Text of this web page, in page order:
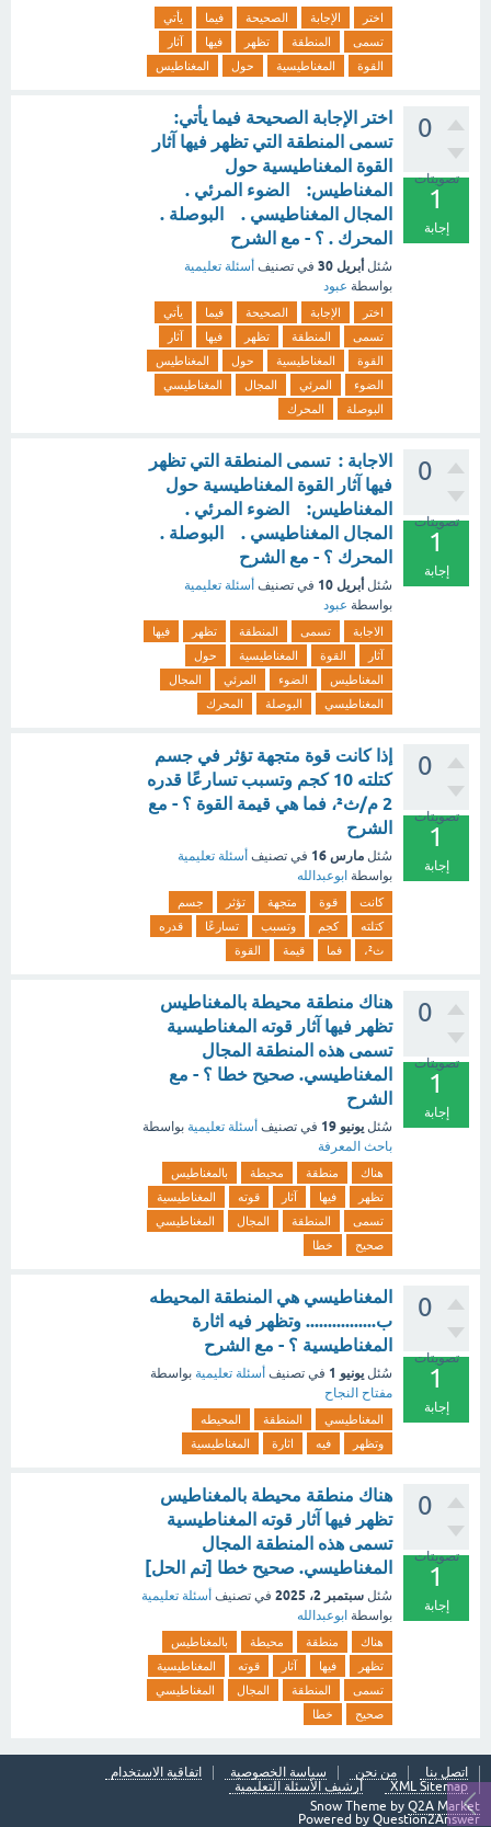
اختر الإجابة الصحيحة فيما
يأتي
تسمى
المنطقة تظهر فيها
آثار
القوة
المغناطيسية حول المغناطيس
0
تصويتات
1
إجابة
اختر الإجابة الصحيحة فيما يأتي:
تسمى المنطقة التي تظهر فيها آثار
القوة المغناطيسية حول
المغناطيس: الضوء المرئي .
المجال المغناطيسي . البوصلة .
المحرك . ؟ - مع الشرح
سُئل أبريل 30 في تصنيف أسئلة تعليمية
بواسطة عبود
اختر الإجابة الصحيحة فيما
يأتي
تسمى
المنطقة تظهر فيها
آثار
القوة
المغناطيسية حول
المغناطيس
الضوء
المرئي المجال
المغناطيسي
البوصلة
المحرك
0
تصويتات
1
إجابة
الاجابة : تسمى المنطقة التي تظهر
فيها آثار القوة المغناطيسية حول
المغناطيس: الضوء المرئي .
المجال المغناطيسي . البوصلة .
المحرك ؟ - مع الشرح
سُئل أبريل 10 في تصنيف أسئلة تعليمية
بواسطة عبود
الاجابة تسمى المنطقة تظهر
فيها
آثار
القوة المغناطيسية
حول
المغناطيس
الضوء المرئي
المجال
المغناطيسي
البوصلة المحرك
0
تصويتات
1
إجابة
إذا كانت قوة متجهة تؤثر في جسم
كتلته 10 كجم وتسبب تسارعًا قدره
2 م/ث²، فما هي قيمة القوة ؟ - مع
الشرح
سُئل مارس 16 في تصنيف أسئلة تعليمية
بواسطة ابوعبدالله
كانت قوة متجهة تؤثر
جسم
كتلته
كجم وتسبب تسارعًا
قدره
ث²،
فما قيمة القوة
0
تصويتات
1
إجابة
هناك منطقة محيطة بالمغناطيس
تظهر فيها آثار قوته المغناطيسية
تسمى هذه المنطقة المجال
المغناطيسي. صحيح خطا ؟ - مع
الشرح
سُئل يونيو 19 في تصنيف أسئلة تعليمية بواسطة
باحث المعرفة
هناك منطقة محيطة
بالمغناطيس
تظهر
فيها آثار قوته
المغناطيسية
تسمى
المنطقة المجال
المغناطيسي
صحيح
خطا
0
تصويتات
1
إجابة
المغناطيسي هي المنطقة المحيطه
ب................ وتظهر فيه اثارة
المغناطيسية ؟ - مع الشرح
سُئل يونيو 1 في تصنيف أسئلة تعليمية بواسطة
مفتاح النجاح
المغناطيسي المنطقة
المحيطه
وتظهر
فيه اثارة المغناطيسية
0
تصويتات
1
إجابة
هناك منطقة محيطة بالمغناطيس
تظهر فيها آثار قوته المغناطيسية
تسمى هذه المنطقة المجال
المغناطيسي. صحيح خطا [تم الحل]
سُئل سبتمبر 2، 2025 في تصنيف أسئلة تعليمية
بواسطة ابوعبدالله
هناك منطقة محيطة
بالمغناطيس
تظهر
فيها آثار قوته
المغناطيسية
تسمى
المنطقة المجال
المغناطيسي
صحيح
خطا
اتصل بنا من نحن سياسة الخصوصية
اتفاقية الاستخدام
XML Sitemap
أرشيف الأسئلة التعليمية
Snow Theme by Q2A Market
Powered by Question2Answer